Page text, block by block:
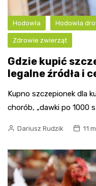
Hodowla Hodowla
Zdrowie zwierząt
Gdzie kupić
legalne źródła i
Kupno szczepionek dla
chorób, „dawki po 1000
Dariusz Rudzik 11